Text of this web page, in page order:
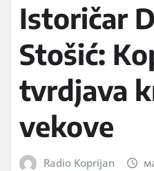
Istoričar
Stošić:
tvrdjava
vekove
Radio Koprijan